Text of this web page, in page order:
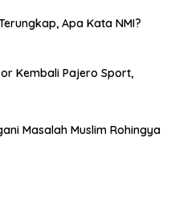
Apa Kata NMI?
Kembali Pajero Sport,
Masalah Muslim Rohingya